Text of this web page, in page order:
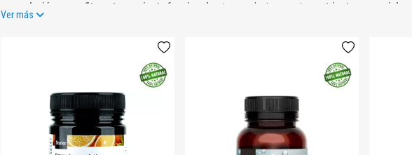
musculación, crossfit y entrenamiento funcional , estos productos aportan nutrientes esenciales
como guaraná, té verde y ginseng para energía y vitalidad.
Vitaminas y minerales naturales:apoyo a la recuperación y al sistema inmune.
Proteínas y aminoácidos de origen vegetal: para musculación y recuperación sin aditivos artificiales.
suplementos naturales ingredientes de alta calidad y seguros ,
profesional como doméstico
Ver más